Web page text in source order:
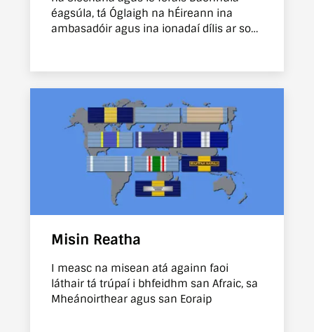
éagsúla, tá Óglaigh na hÉireann ina
ambasadóir agus ina ionadaí dílis ar son
Misin Reatha
I measc na misean atá againn faoi
láthair tá trúpaí i bhfeidhm san Afraic, sa
Mheánoirthear agus san Eoraip